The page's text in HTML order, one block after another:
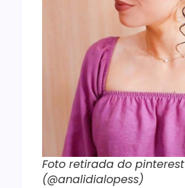
Foto retirada do pinterest
(@analidialopess)